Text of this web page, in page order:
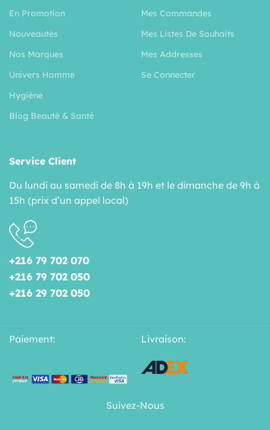
En Promotion
Nouveautés
Nos Marques
Univers Homme
Hygiéne
Blog Beauté & Santé
Mes Commandes
Mes Listes De Souhaits
Mes Addresses
Se Connecter
Service Client
Du lundi au samedi de 8h à 19h et le dimanche de 9h à
15h (prix d’un appel local)
+216 79 702 070
+216 79 702 050
+216 29 702 050
Paiement: Livraison:
Suivez-Nous